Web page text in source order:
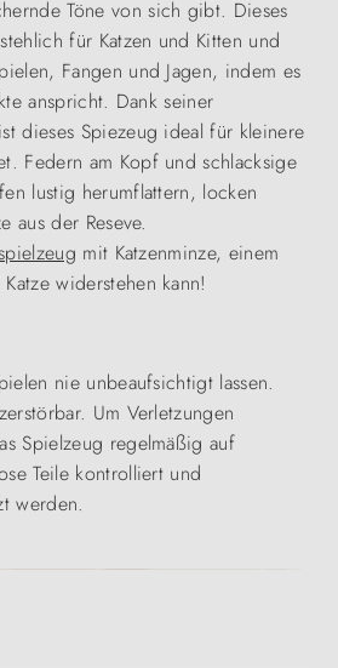
Töne von sich gibt. Dieses
für Katzen und Kitten und
Fangen und Jagen, indem es
anspricht. Dank seiner
dieses Spiezeug ideal für kleinere
Federn am Kopf und schlacksige
lustig herumflattern, locken
aus der Reseve.
mit Katzenminze, einem
widerstehen kann!
nie unbeaufsichtigt lassen.
Um Verletzungen
Spielzeug regelmäßig auf
Teile kontrolliert und
werden.